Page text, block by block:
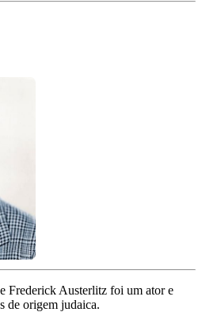
Frederick Austerlitz foi um ator e
de origem judaica.